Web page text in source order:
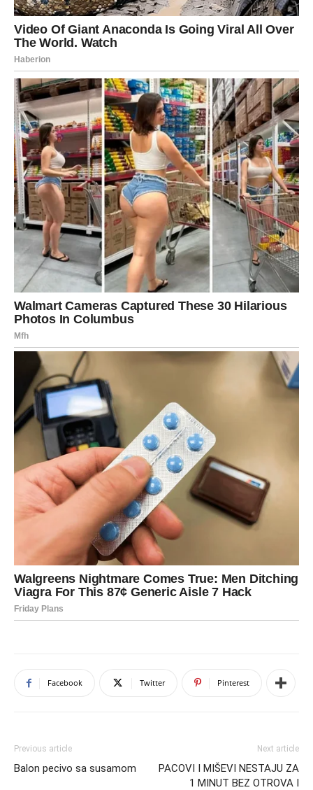
Facebook Twitter Pinterest
Previous article
Balon pecivo sa susamom
Next article
PACOVI I MIŠEVI NESTAJU ZA
1 MINUT BEZ OTROVA I